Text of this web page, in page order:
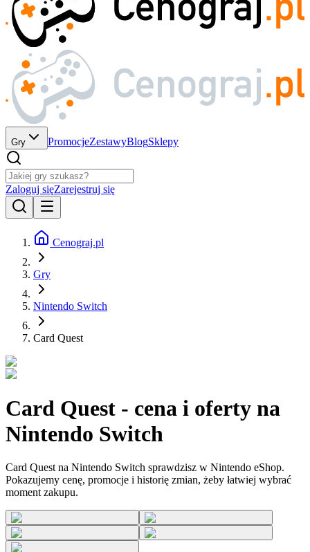
Gry PromocjeZestawyBlogSklepy
Zaloguj sięZarejestruj się
Cenograj.pl
Gry
Nintendo Switch
Card Quest
Card Quest - cena i oferty na
Nintendo Switch
Card Quest na Nintendo Switch sprawdzisz w Nintendo eShop.
Pokazujemy cenę, promocje i historię zmian, żeby łatwiej wybrać
moment zakupu.